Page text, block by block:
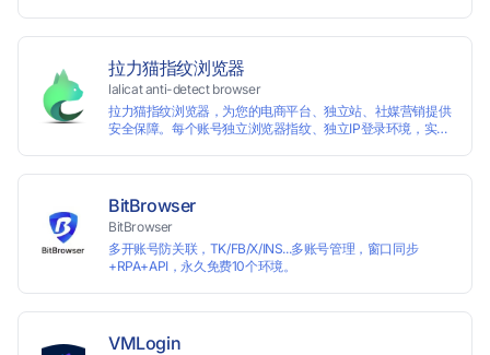
拉力猫指纹浏览器
lalicat anti-detect browser
拉力猫指纹浏览器，为您的电商平台、独立站、社媒营销提供
安全保障。每个账号独立浏览器指纹、独立IP登录环境，实现
BitBrowser
BitBrowser
多开账号防关联，TK/FB/X/INS...多账号管理，窗口同步
+RPA+API，永久免费10个环境。
VMLogin